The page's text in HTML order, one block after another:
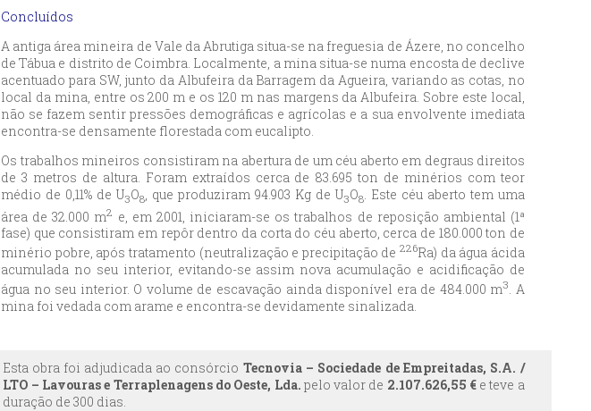
Concluídos
A antiga área mineira de Vale da Abrutiga situa-se na freguesia de Ázere, no concelho
de Tábua e distrito de Coimbra. Localmente, a mina situa-se numa encosta de declive
acentuado para SW, junto da Albufeira da Barragem da Agueira, variando as cotas, no
local da mina, entre os 200 m e os 120 m nas margens da Albufeira. Sobre este local,
não se fazem sentir pressões demográficas e agrícolas e a sua envolvente imediata
encontra-se densamente florestada com eucalipto.
Os trabalhos mineiros consistiram na abertura de um céu aberto em degraus direitos
de 3 metros de altura. Foram extraídos cerca de 83.695 ton de minérios com teor
médio de 0,11% de U3O8, que produziram 94.903 Kg de U3O8. Este céu aberto tem uma
área de 32.000 m2 e, em 2001, iniciaram-se os trabalhos de reposição ambiental (1ª
fase) que consistiram em repôr dentro da corta do céu aberto, cerca de 180.000 ton de
minério pobre, após tratamento (neutralização e precipitação de226Ra) da água ácida
acumulada no seu interior, evitando-se assim nova acumulação e acidificação de
água no seu interior. O volume de escavação ainda disponível era de 484.000 m3
. A
mina foi vedada com arame e encontra-se devidamente sinalizada.
Esta obra foi adjudicada ao consórcio Tecnovia – Sociedade de Empreitadas, S.A. /
LTO – Lavouras e Terraplenagens do Oeste, Lda. pelo valor de 2.107.626,55 €e teve a
duração de 300 dias.